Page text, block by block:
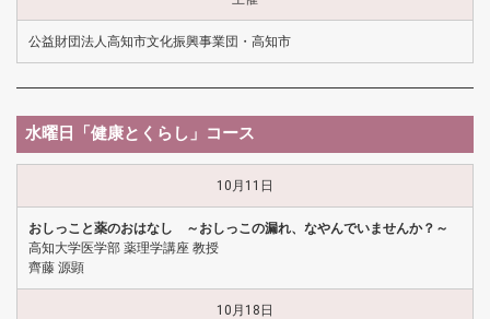
公益財団法人高知市文化振興事業団・高知市
水曜日「健康とくらし」コース
10月11日
おしっこと薬のおはなし ～おしっこの漏れ、なやんでいませんか？～
高知大学医学部 薬理学講座 教授
齊藤 源顕
10月18日